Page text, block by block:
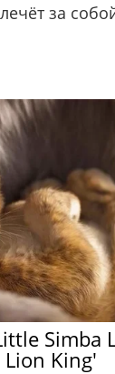
за
Simba
King'